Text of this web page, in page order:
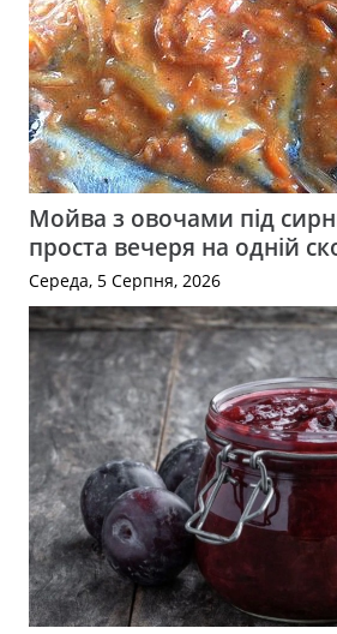
Мойва з овочами під
проста вечеря на одній
Середа, 5 Серпня, 2026